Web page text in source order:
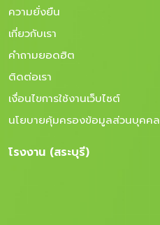
ความยั่งยืน
เกี่ยวกับเรา
คำถามยอดฮิต
ติดต่อเรา
เงื่อนไขการใช้งานเว็บไซต์
นโยบายคุ้มครองข้อมูลส่วนบุคคล
โรงงาน (สระบุรี)